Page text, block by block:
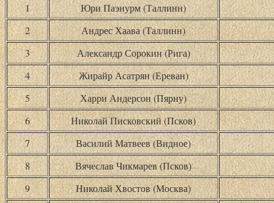
1
Юри Паэнурм (Таллинн)
2
Андрес Хаава (Таллинн)
3
Александр Сорокин (Рига)
4
Жирайр Асатрян (Ереван)
5
Харри Андерсон (Пярну)
6
Николай Писковский (Псков)
7
Василий Матвеев (Видное)
8
Вячеслав Чикмарев (Псков)
9
Николай Хвостов (Москва)